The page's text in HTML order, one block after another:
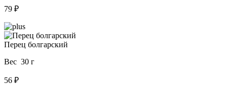
79 ₽
Перец болгарский
Вес 30 г
56 ₽